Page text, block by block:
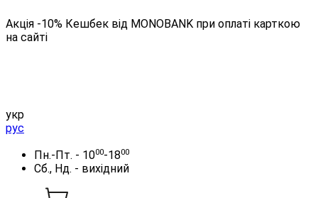
Акція -10% Кешбек від MONOBANK при оплаті карткою
на сайті
укр
рус
Пн.-Пт. - 1000-1800
Сб., Нд. - вихідний